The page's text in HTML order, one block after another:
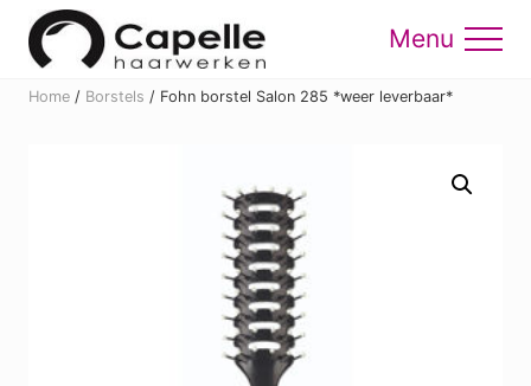
Menu
Skip
content
Skip
Menu
Home / Borstels / Fohn borstel Salon 285 *weer leverbaar*